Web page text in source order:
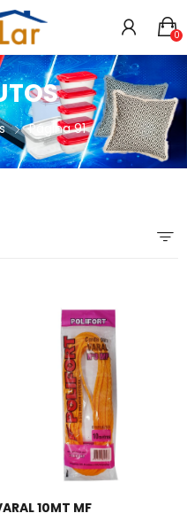
desktops and mobile -
and track assets. 0
Página 91
10MT MF